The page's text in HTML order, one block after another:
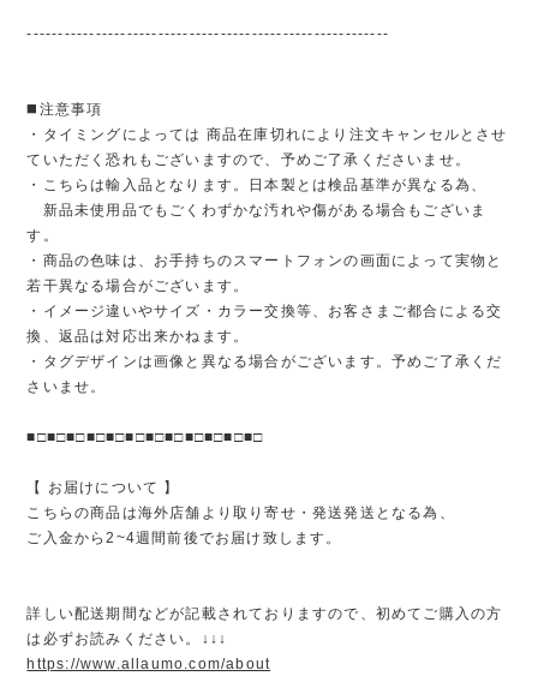
----------------------------------------------------------
◼️注意事項
・タイミングによっては 商品在庫切れにより注文キャンセルとさせ
ていただく恐れもございますので、予めご了承くださいませ。
・こちらは輸入品となります。日本製とは検品基準が異なる為、
新品未使用品でもごくわずかな汚れや傷がある場合もございま
す。
・商品の色味は、お手持ちのスマートフォンの画面によって実物と
若干異なる場合がございます。
・イメージ違いやサイズ・カラー交換等、お客さまご都合による交
換、返品は対応出来かねます。
・タグデザインは画像と異なる場合がございます。予めご了承くだ
さいませ。
■□■□■□■□■□■□■□■□■□■□■□■□
【 お届けについて 】
こちらの商品は海外店舗より取り寄せ・発送発送となる為、
ご入金から2~4週間前後でお届け致します。
詳しい配送期間などが記載されておりますので、初めてご購入の方
は必ずお読みください。↓↓↓
https://www.allaumo.com/about